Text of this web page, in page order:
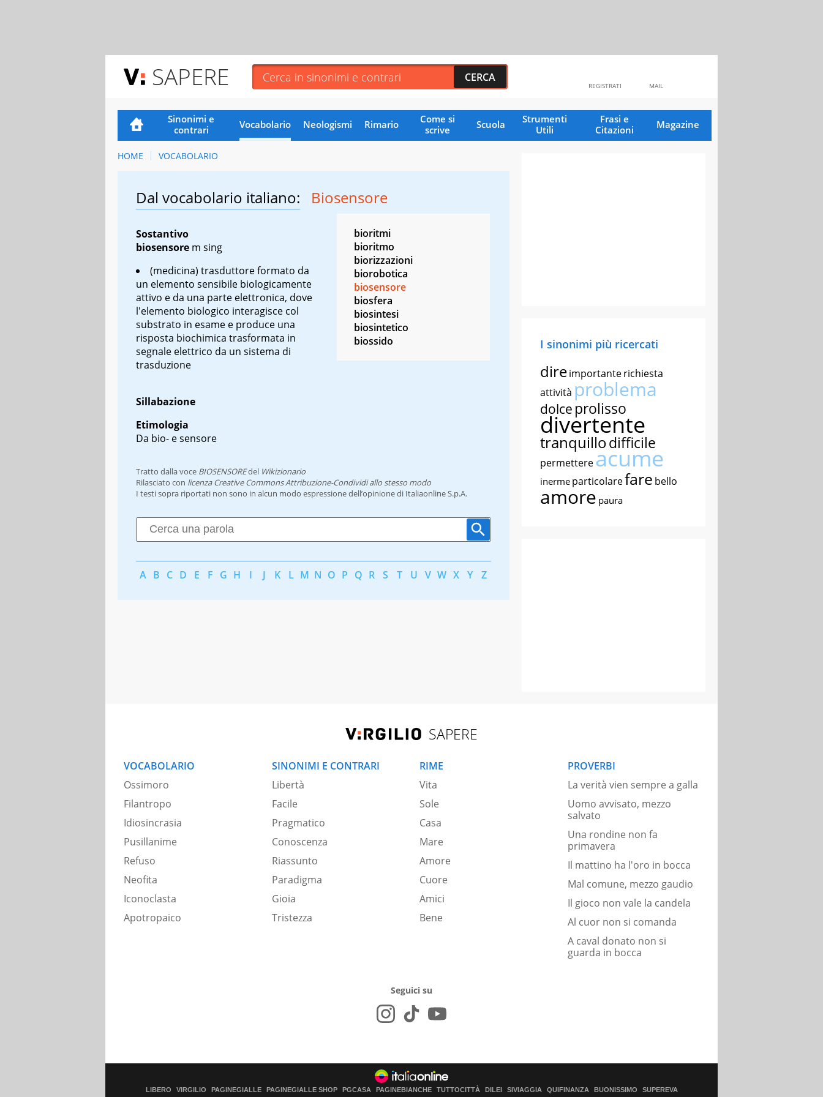
SAPERE MAIL
REGISTRATI
Sinonimi e
contrari
Vocabolario Neologismi Rimario
Come si
scrive
Scuola
Strumenti
Utili
Frasi e
Citazioni
Magazine
HOME VOCABOLARIO
Dal vocabolario italiano: Biosensore
Sostantivo
biosensore m sing
(medicina) trasduttore formato da
un elemento sensibile biologicamente
attivo e da una parte elettronica, dove
l'elemento biologico interagisce col
substrato in esame e produce una
risposta biochimica trasformata in
segnale elettrico da un sistema di
trasduzione
Sillabazione
Etimologia
Da bio- e sensore
bioritmi
bioritmo
biorizzazioni
biorobotica
biosensore
biosfera
biosintesi
biosintetico
biossido
Tratto dalla voce BIOSENSOREdel Wikizionario
Rilasciato con licenza Creative Commons Attribuzione-Condividi allo stesso modo
I testi sopra riportati non sono in alcun modo espressione dell’opinione di Italiaonline S.p.A.
A B C D E F G H I J K L M N O P Q R S T U V W X Y Z
I sinonimi più ricercati
direimportanterichiesta
attività problema
dolce prolisso
divertente
tranquillodifficile
permettereacume
inerme particolarefare bello
amore paura
SAPERE
VOCABOLARIO
Ossimoro
Filantropo
Idiosincrasia
Pusillanime
Refuso
Neofita
Iconoclasta
Apotropaico
SINONIMI E CONTRARI
Libertà
Facile
Pragmatico
Conoscenza
Riassunto
Paradigma
Gioia
Tristezza
RIME
Vita
Sole
Casa
Mare
Amore
Cuore
Amici
Bene
PROVERBI
La verità vien sempre a galla
Uomo avvisato, mezzo
salvato
Una rondine non fa
primavera
Il mattino ha l'oro in bocca
Mal comune, mezzo gaudio
Il gioco non vale la candela
Al cuor non si comanda
A caval donato non si
guarda in bocca
Seguici su
LIBERO VIRGILIO PAGINEGIALLE PAGINEGIALLE SHOP PGCASA PAGINEBIANCHE TUTTOCITTÀ DILEI SIVIAGGIA QUIFINANZA BUONISSIMO SUPEREVA